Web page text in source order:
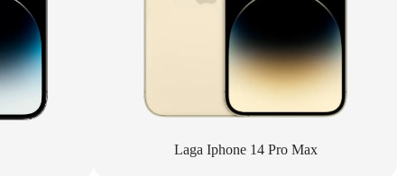
Laga Iphone 14 Pro Max